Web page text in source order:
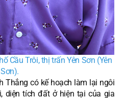
Cầu Trôi, thị trấn Yên Sơn (Yên
Sơn).
Thắng có kế hoạch làm lại ngôi
diện tích đất ở hiện tại của gia